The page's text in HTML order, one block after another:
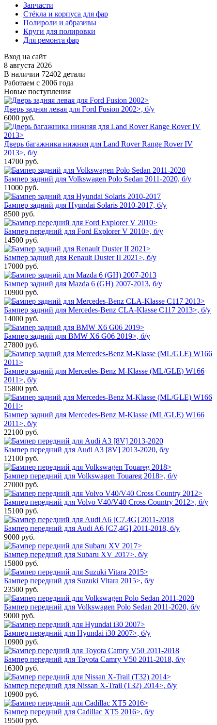
Запчасти
Стёкла и корпуса для фар
Полироли и абразивы
Круги для полировки
Для ремонта фар
Вход на сайт
8 августа 2026
В наличии 72402 детали
Работаем с 2006 года
Новые поступления
Дверь задняя левая для Ford Fusion 2002>, б/у
6000 руб.
Дверь багажника нижняя для Land Rover Range Rover IV
2013>, б/у
14700 руб.
Бампер задний для Volkswagen Polo Sedan 2011-2020, б/у
11000 руб.
Бампер задний для Hyundai Solaris 2010-2017, б/у
8500 руб.
Бампер передний для Ford Explorer V 2010>, б/у
14500 руб.
Бампер задний для Renault Duster II 2021>, б/у
17000 руб.
Бампер задний для Mazda 6 (GH) 2007-2013, б/у
10900 руб.
Бампер задний для Mercedes-Benz CLA-Klasse C117 2013>, б/у
14000 руб.
Бампер задний для BMW X6 G06 2019>, б/у
27800 руб.
Бампер задний для Mercedes-Benz M-Klasse (ML/GLE) W166
2011>, б/у
15800 руб.
Бампер задний для Mercedes-Benz M-Klasse (ML/GLE) W166
2011>, б/у
22100 руб.
Бампер передний для Audi A3 [8V] 2013-2020, б/у
12100 руб.
Бампер передний для Volkswagen Touareg 2018>, б/у
27000 руб.
Бампер передний для Volvo V40/V40 Cross Country 2012>, б/у
15100 руб.
Бампер передний для Audi A6 [C7,4G] 2011-2018, б/у
9000 руб.
Бампер передний для Subaru XV 2017>, б/у
15800 руб.
Бампер передний для Suzuki Vitara 2015>, б/у
23500 руб.
Бампер передний для Volkswagen Polo Sedan 2011-2020, б/у
9000 руб.
Бампер передний для Hyundai i30 2007>, б/у
10900 руб.
Бампер передний для Toyota Camry V50 2011-2018, б/у
16300 руб.
Бампер передний для Nissan X-Trail (T32) 2014>, б/у
10900 руб.
Бампер передний для Cadillac XT5 2016>, б/у
19500 руб.